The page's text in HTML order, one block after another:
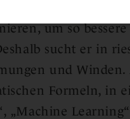
Klimawandel zu
um so
sucht er in
und
Formeln, in
„Machine